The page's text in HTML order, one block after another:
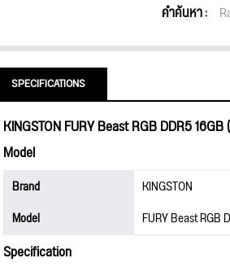
คำค้นหา :
SPECIFICATIONS
KINGSTON FURY Beast RGB DDR5
Model
Brand
KINGSTON
Model
FURY Beast RGB
Specification